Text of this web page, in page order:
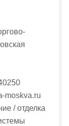
moskva.ru
/ отделка